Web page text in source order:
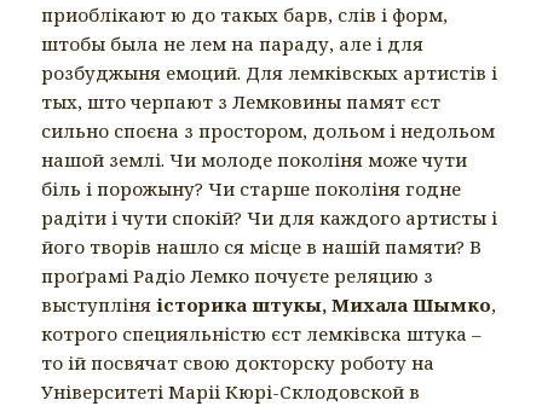
приоблікают ю до такых барв, слів і форм,
штобы была не лем на параду, але і для
розбуджыня емоций. Для лемківскых артистів і
тых, што черпают з Лемковины памят єст
сильно споєна з простором, дольом і недольом
нашой землі. Чи молоде поколіня може чути
біль і порожыну? Чи старше поколіня годне
радіти і чути спокій? Чи для каждого артисты і
його творів нашло ся місце в нашій памяти? В
проґрамі Радіо Лемко почуєте реляцию з
выступліняісторика штукы, Михала Шымко,
котрого специяльністю єст лемківска штука –
то ій посвячат свою докторску роботу на
Університеті Маріі Кюрі-Склодовской в